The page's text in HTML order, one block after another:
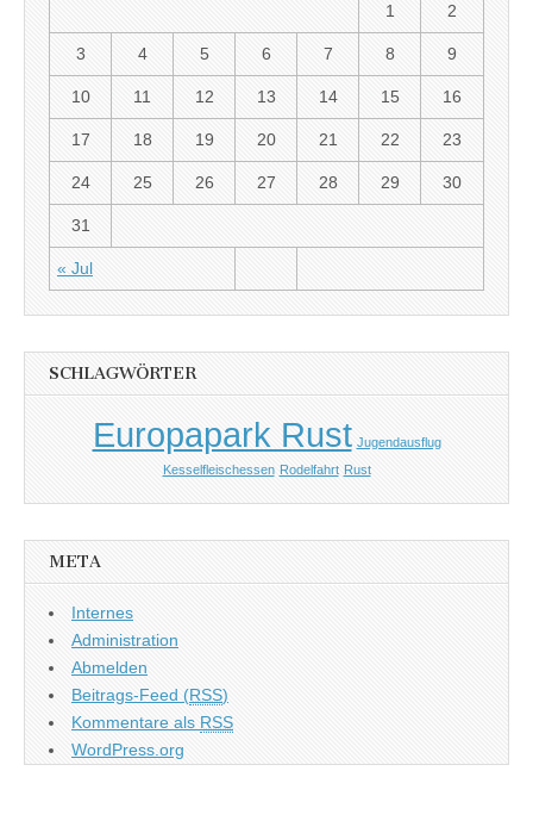
« Jul
1 2
3 4 5 6 7 8 9
10 11 12 13 14 15 16
17 18 19 20 21 22 23
24 25 26 27 28 29 30
31
SCHLAGWÖRTER
Europapark Rust Jugendausflug
Kesselfleischessen Rodelfahrt Rust
META
Internes
Administration
Abmelden
Beitrags-Feed (RSS)
Kommentare als RSS
WordPress.org